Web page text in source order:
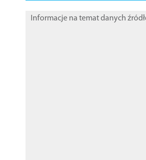
Informacje na temat danych